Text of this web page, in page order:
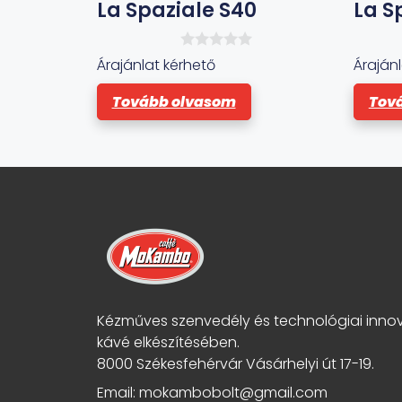
La Spaziale S40
0
a
z
5
-
b
Árajánlat kérhető
Tovább olvasom
La
Kézműves szenvedély és technológiai
kávé elkészítésében.
8000 Székesfehérvár Vásárhelyi út 17-19.
Email: mokambobolt@gmail.com